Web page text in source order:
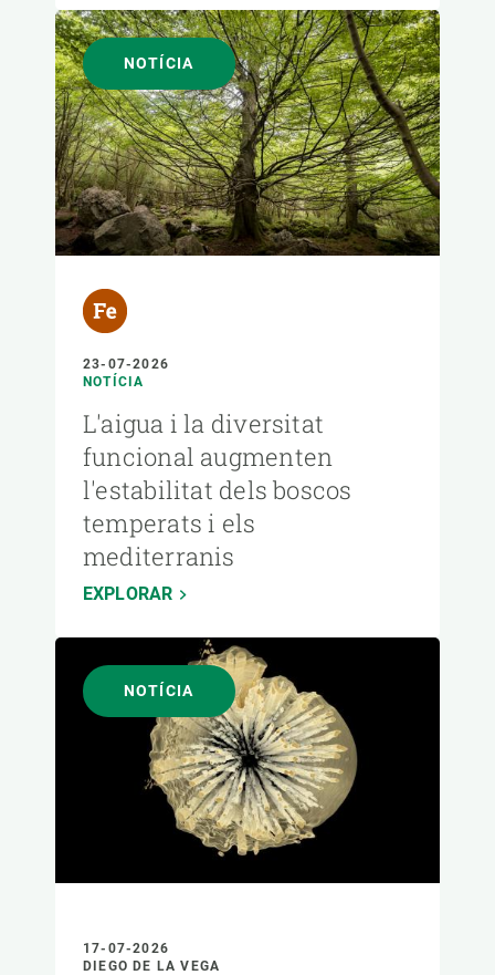
NOTÍCIA
23-07-2026
NOTÍCIA
L'aigua i la diversitat
funcional augmenten
l'estabilitat dels boscos
temperats i els
mediterranis
EXPLORAR
NOTÍCIA
17-07-2026
DIEGO DE LA VEGA